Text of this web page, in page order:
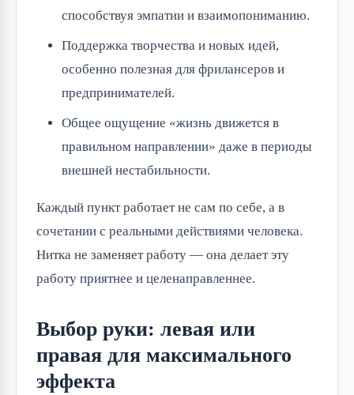
способствуя эмпатии и взаимопониманию.
Поддержка творчества и новых идей,
особенно полезная для фрилансеров и
предпринимателей.
Общее ощущение «жизнь движется в
правильном направлении» даже в периоды
внешней нестабильности.
Каждый пункт работает не сам по себе, а в
сочетании с реальными действиями человека.
Нитка не заменяет работу — она делает эту
работу приятнее и целенаправленнее.
Выбор руки: левая или
правая для максимального
эффекта